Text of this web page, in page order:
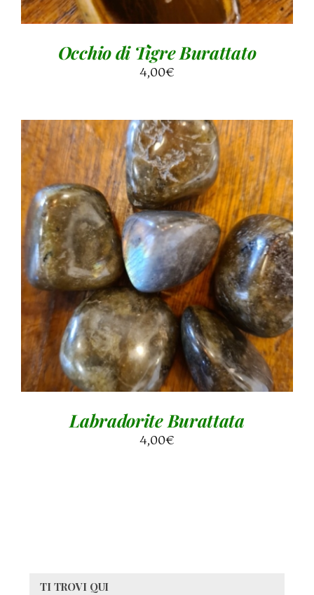
Occhio di Tigre Burattato
4,00€
AGGIUNGI AL CARRELLO / DETTAGLI
Labradorite Burattata
4,00€
TI TROVI QUI